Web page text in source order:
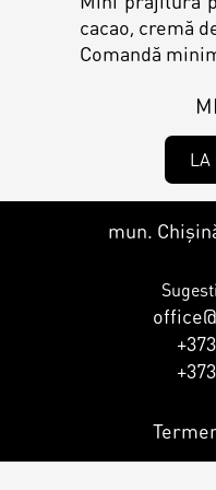
Colaci
Candy Bar
Cupcake
Prajituri
Ciocolată
Desert
Macarons
cacao, cremă
Comandă
LA
mun.